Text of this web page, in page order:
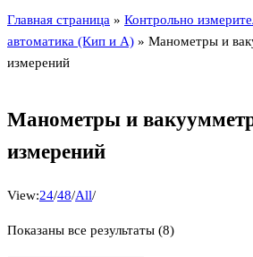
Главная страница » Контрольно
автоматика (Кип и А) » Манометры и
измерений
Манометры и
измерений
View:24/48/All/
Показаны все результаты (8)